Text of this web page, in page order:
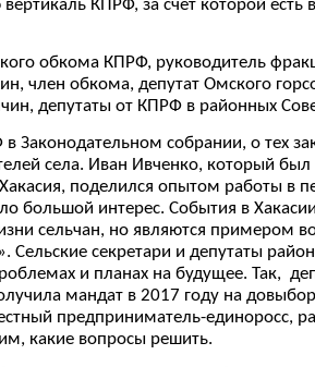
КПРФ, за счет которой есть
обкома КПРФ, руководитель
член обкома, депутат Омского
депутаты от КПРФ в районных
Законодательном собрании, о тех
села. Иван Ивченко, который
поделился опытом работы в
большой интерес. События в
сельчан, но являются примером
Сельские секретари и депутаты
и планах на будущее. Так,
мандат в 2017 году на
предприниматель-единоросс,
какие вопросы решить.